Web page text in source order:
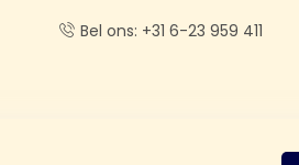
Bel ons: +31 6-23 959 411